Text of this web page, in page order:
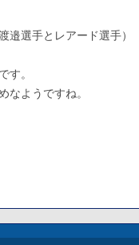
邉選手とレアード選手）
す。
なようですね。